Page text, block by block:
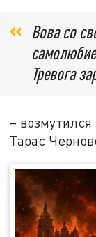
Вова со
Тревога
–
Тарас